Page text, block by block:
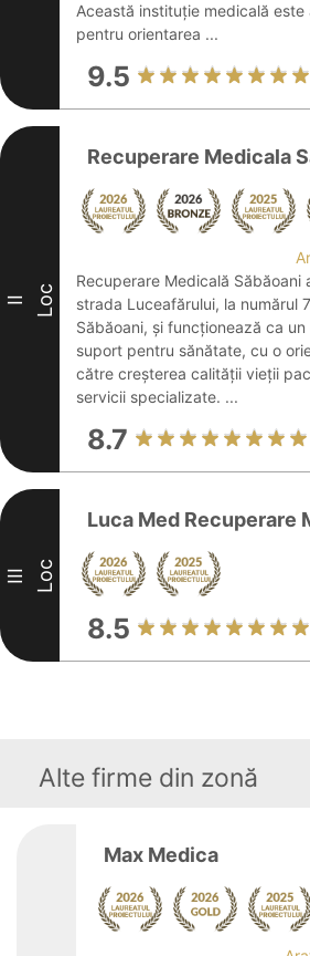
Această instituție medicală este
pentru orientarea ...
9.5
II Loc
Recuperare Medicala
Recuperare Medicală Săbăoani
strada Luceafărului, la numărul
Săbăoani, și funcționează ca
suport pentru sănătate, cu o
către creșterea calității vieții
servicii specializate. ...
8.7
III Loc
Luca Med Recuperare
8.5
Alte firme din zonă
Max Medica